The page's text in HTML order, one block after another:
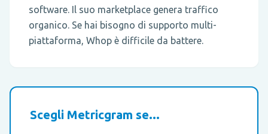
software. Il suo marketplace genera traffico
organico. Se hai bisogno di supporto multi-
piattaforma, Whop è difficile da battere.
Scegli Metricgram se...